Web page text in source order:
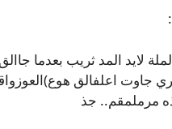
لايد المد ثريب بعدما
جاوت اعلفالق
مرملمقم.. جذ